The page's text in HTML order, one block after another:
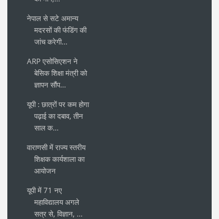
नेपाल से सटे अमान्य
मदरसों की फंडिंग की
जांच करेगी...
ARP एसोसिएशन ने
बेसिक शिक्षा मंत्री को
ज्ञापन सौंप...
यूपी : छात्रों पर कम होगा
पढ़ाई का दबाव, तीन
साल क...
वाराणसी में राज्य स्तरीय
शिक्षक कार्यशाला का
आयोजन
यूपी में 71 नए
महाविद्यालय अगले
सत्र से, विज्ञान, ...